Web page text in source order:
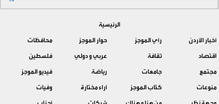
الرئيسية
أخبار الأردن
رأي الموجز حوار الموجز
محافظات
اقتصاد
ثقافة عربي و دولي
فلسطين
مجتمع
جامعات رياضة
فيديو الموجز
منوعات
كتّاب الموجز آراء مختارة
وفيات